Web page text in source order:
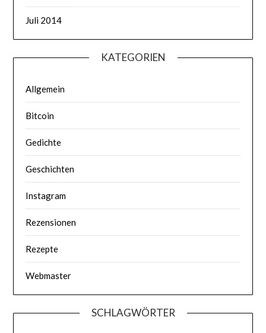
Juli 2014
KATEGORIEN
Allgemein
Bitcoin
Gedichte
Geschichten
Instagram
Rezensionen
Rezepte
Webmaster
SCHLAGWÖRTER